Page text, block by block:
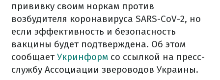
прививку своим норкам против
возбудителя коронавируса SARS-CoV-2, но
если эффективность и безопасность
вакцины будет подтверждена. Об этом
сообщаетУкринформ со ссылкой на пресс-
службу Ассоциации звероводов Украины.